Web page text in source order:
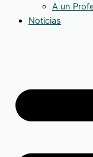
A un
Noticias